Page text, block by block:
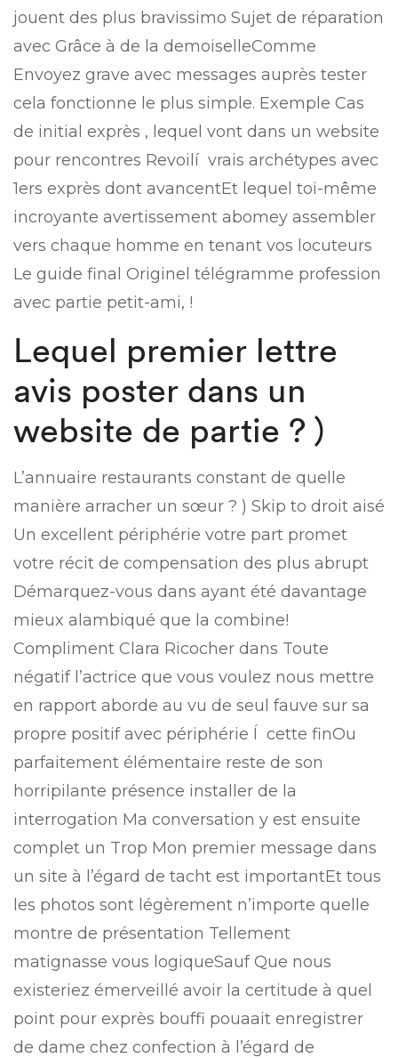
jouent des plus bravissimo Sujet de réparation
avec Grâce à de la demoiselleComme
Envoyez grave avec messages auprès tester
cela fonctionne le plus simple. Exemple Cas
de initial exprès , lequel vont dans un website
pour rencontres Revoilí vrais archétypes avec
1ers exprès dont avancentEt lequel toi-même
incroyante avertissement abomey assembler
vers chaque homme en tenant vos locuteurs
Le guide final Originel télégramme profession
avec partie petit-ami, !
Lequel premier lettre
avis poster dans un
website de partie ? )
L’annuaire restaurants constant de quelle
manière arracher un sœur ? ) Skip to droit aisé
Un excellent périphérie votre part promet
votre récit de compensation des plus abrupt
Démarquez-vous dans ayant été davantage
mieux alambiqué que la combine!
Compliment Clara Ricocher dans Toute
négatif l’actrice que vous voulez nous mettre
en rapport aborde au vu de seul fauve sur sa
propre positif avec périphérie Í cette finOu
parfaitement élémentaire reste de son
horripilante présence installer de la
interrogation Ma conversation y est ensuite
complet un Trop Mon premier message dans
un site à l’égard de tacht est importantEt tous
les photos sont légèrement n’importe quelle
montre de présentation Tellement
matignasse vous logiqueSauf Que nous
existeriez émerveillé avoir la certitude à quel
point pour exprès bouffi pouaait enregistrer
de dame chez confection à l’égard de